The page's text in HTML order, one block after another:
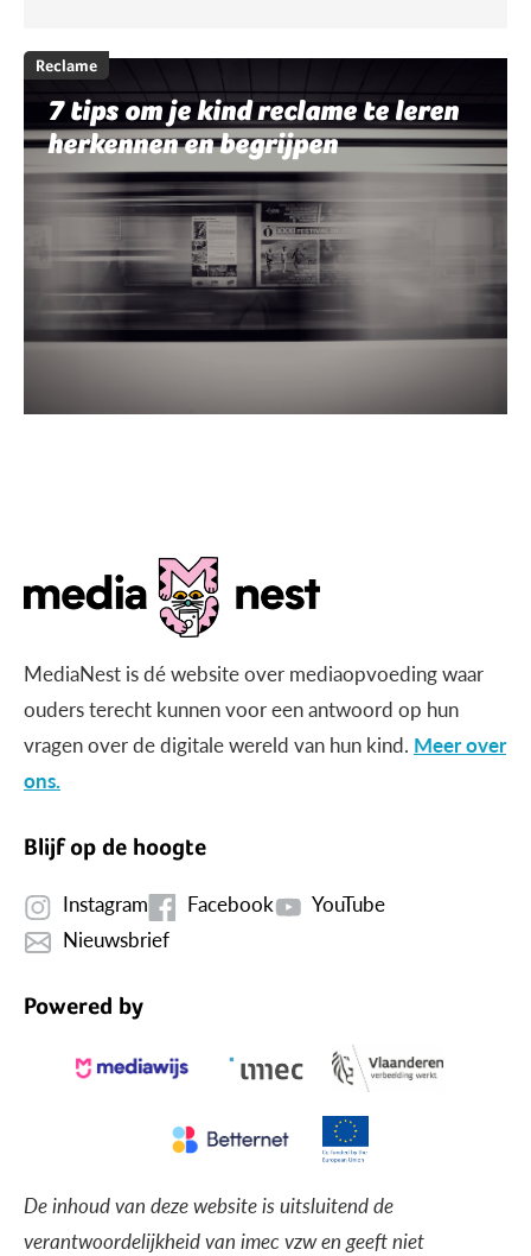
Reclame
7 tips om je kind reclame te leren
herkennen en begrijpen
MediaNest is dé website over mediaopvoeding waar
ouders terecht kunnen voor een antwoord op hun
vragen over de digitale wereld van hun kind. Meer over
ons.
Blijf op de hoogte
Instagram Facebook
YouTube
Nieuwsbrief
Powered by
De inhoud van deze website is uitsluitend de
verantwoordelijkheid van imec vzw en geeft niet